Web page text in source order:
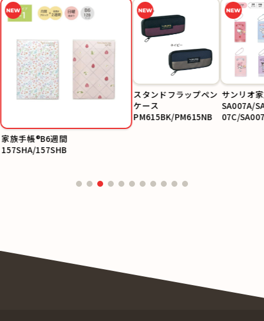
家族手帳®B6週間
サンリオ
SA007A/
07C/